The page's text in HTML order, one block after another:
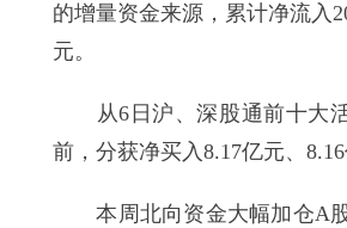
的增量资金来源，累计净流入
元。
从6日沪、深股通前十大活
前，分获净买入8.17亿元、8.16
本周北向资金大幅加仓A股